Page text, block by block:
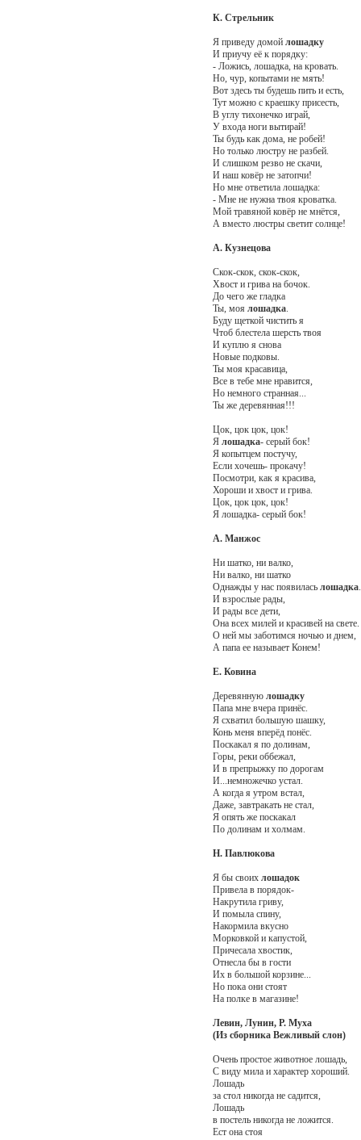
К. Стрельник
Я приведу домой лошадку
И приучу её к порядку:
- Ложись, лошадка, на кровать.
Но, чур, копытами не мять!
Вот здесь ты будешь пить и есть,
Тут можно с краешку присесть,
В углу тихонечко играй,
У входа ноги вытирай!
Ты будь как дома, не робей!
Но только люстру не разбей.
И слишком резво не скачи,
И наш ковёр не затопчи!
Но мне ответила лошадка:
- Мне не нужна твоя кроватка.
Мой травяной ковёр не мнётся,
А вместо люстры светит солнце!
А. Кузнецова
Скок-скок, скок-скок,
Хвост и грива на бочок.
До чего же гладка
Ты, моя лошадка.
Буду щеткой чистить я
Чтоб блестела шерсть твоя
И куплю я снова
Новые подковы.
Ты моя красавица,
Все в тебе мне нравится,
Но немного странная...
Ты же деревянная!!!
Цок, цок цок, цок!
Я лошадка- серый бок!
Я копытцем постучу,
Если хочешь- прокачу!
Посмотри, как я красива,
Хороши и хвост и грива.
Цок, цок цок, цок!
Я лошадка- серый бок!
А. Манжос
Ни шатко, ни валко,
Ни валко, ни шатко
Однажды у нас появилась лошадка.
И взрослые рады,
И рады все дети,
Она всех милей и красивей на свете.
О ней мы заботимся ночью и днем,
А папа ее называет Конем!
Е. Ковина
Деревянную лошадку
Папа мне вчера принёс.
Я схватил большую шашку,
Конь меня вперёд понёс.
Поскакал я по долинам,
Горы, реки оббежал,
И в препрыжку по дорогам
И...немножечко устал.
А когда я утром встал,
Даже, завтракать не стал,
Я опять же поскакал
По долинам и холмам.
Н. Павлюкова
Я бы своих лошадок
Привела в порядок-
Накрутила гриву,
И помыла спину,
Накормила вкусно
Морковкой и капустой,
Причесала хвостик,
Отнесла бы в гости
Их в большой корзине...
Но пока они стоят
На полке в магазине!
Левин, Лунин, Р. Муха
(Из сборника Вежливый слон)
Очень простое животное лошадь,
С виду мила и характер хороший.
Лошадь
за стол никогда не садится,
Лошадь
в постель никогда не ложится.
Ест она стоя